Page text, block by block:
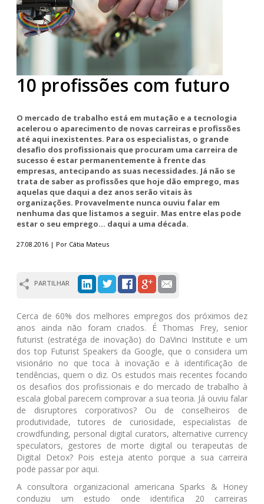
10 profissões com futuro
O mercado de trabalho está em mutação e a tecnologia
acelerou o aparecimento de novas carreiras e profissões
até aqui inexistentes. Para os especialistas, o grande
desafio dos profissionais que procuram uma carreira de
sucesso é estar permanentemente à frente das
empresas, antecipando as suas necessidades. Já não se
trata de saber as profissões que hoje dão emprego, mas
aquelas que daqui a dez anos serão vitais às
organizações. Provavelmente nunca ouviu falar em
nenhuma das que listamos a seguir. Mas entre elas pode
estar o seu emprego... daqui a uma década.
27.08.2016 | Por Cátia Mateus
PARTILHAR
Cerca de 60% dos melhores empregos dos próximos dez
anos ainda não foram criados. É Thomas Frey, senior
futurist (estratéga de inovação) do DaVinci Institute e um
dos top Futurist Speakers da Google, que o considera um
visionário no que toca à inovação e à identificação de
tendências, quem o diz. Os estudos mais recentes focando
os desafios dos profissionais e do mercado de trabalho à
escala global parecem comprovar a sua teoria. Já ouviu falar
de disruptores corporativos? Ou de conselheiros de
produtividade, tutores de curiosidade, especialistas de
crowdfunding, personal digital curators, alternative currency
speculators, gestores de morte digital ou terapeutas de
Digital Detox? Pois esteja atento porque a sua carreira
pode passar por aqui.
A consultora organizacional americana Sparks & Honey
conduziu um estudo onde identifica 20 carreiras